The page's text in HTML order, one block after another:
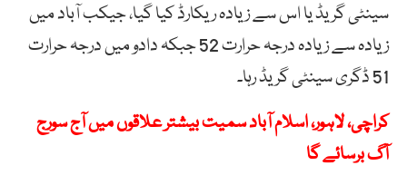
سینٹی گریڈ یا اس سے زیادہ ریکارڈ کیا گیا، جیکب آباد میں
زیادہ سے زیادہ درجہ حرارت 52 جبکہ دادو میں درجہ حرارت
51 ڈگری سینٹی گریڈ رہا۔
کراچی، لاہور، اسلام آباد سمیت بیشتر علاقوں میں آج سورج
آگ برسائے گا